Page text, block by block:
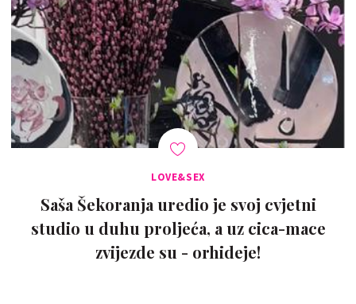
LOVE&SEX
Saša Šekoranja uredio je svoj cvjetni
studio u duhu proljeća, a uz cica-mace
zvijezde su - orhideje!